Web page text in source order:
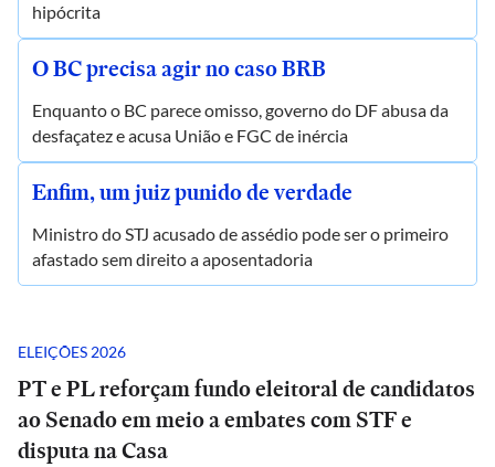
hipócrita
O BC precisa agir no caso BRB
Enquanto o BC parece omisso, governo do DF abusa da
desfaçatez e acusa União e FGC de inércia
Enfim, um juiz punido de verdade
Ministro do STJ acusado de assédio pode ser o primeiro
afastado sem direito a aposentadoria
ELEIÇÕES 2026
PT e PL reforçam fundo eleitoral de candidatos
ao Senado em meio a embates com STF e
disputa na Casa